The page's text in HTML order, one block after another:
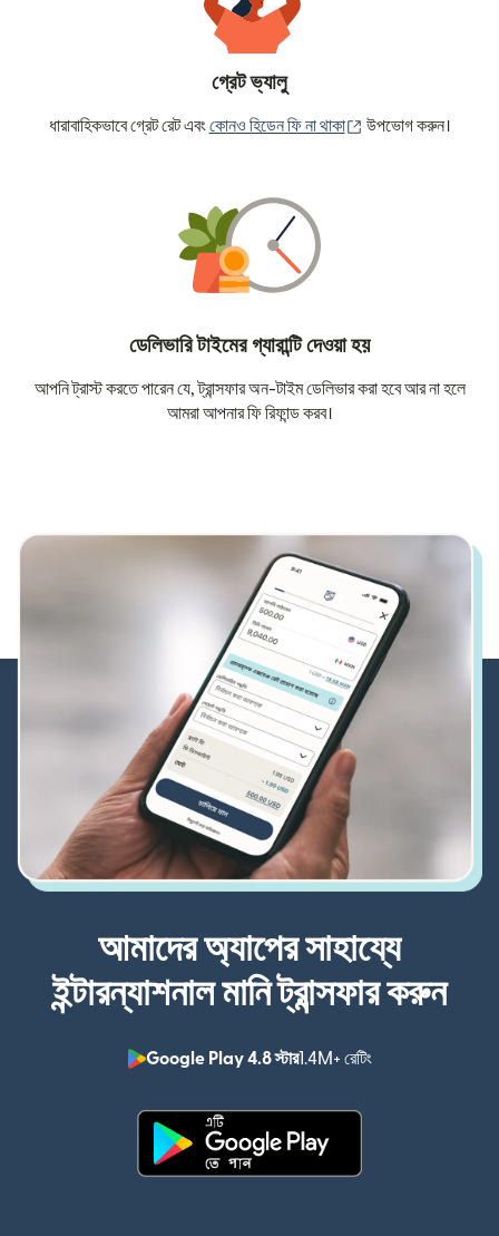
গ্রেট ভ্যালু
ধারাবাহিকভাবে গ্রেট রেট এবংকোনও হিডেন ফি না থাকা (নতুন উইন্ডোতে খুলবে)
উপভোগ করুন।
ডেলিভারি টাইমের গ্যারান্টি দেওয়া হয়
আপনি ট্রাস্ট করতে পারেন যে, ট্রান্সফার অন-টাইম ডেলিভার করা হবে আর না হলে
আমরা আপনার ফি রিফান্ড করব।
আমাদের অ্যাপের সাহায্যে
ইন্টারন্যাশনাল মানি ট্রান্সফার করুন
Google Play 4.8 স্টার1.4M+ রেটিং